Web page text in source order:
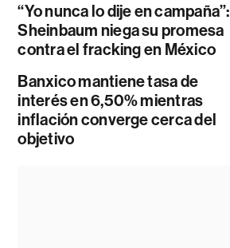
“Yo nunca lo dije en campaña”:
Sheinbaum niega su promesa
contra el fracking en México
Banxico mantiene tasa de
interés en 6,50% mientras
inflación converge cerca del
objetivo